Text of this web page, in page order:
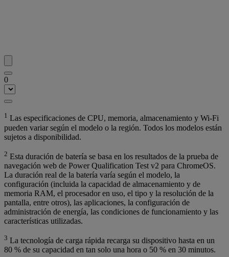
0
1 Las especificaciones de CPU, memoria, almacenamiento y Wi-Fi
pueden variar según el modelo o la región. Todos los modelos están
sujetos a disponibilidad.
2 Esta duración de batería se basa en los resultados de la prueba de
navegación web de Power Qualification Test v2 para ChromeOS.
La duración real de la batería varía según el modelo, la
configuración (incluida la capacidad de almacenamiento y de
memoria RAM, el procesador en uso, el tipo y la resolución de la
pantalla, entre otros), las aplicaciones, la configuración de
administración de energía, las condiciones de funcionamiento y las
características utilizadas.
3 La tecnología de carga rápida recarga su dispositivo hasta en un
80 % de su capacidad en tan solo una hora o 50 % en 30 minutos.